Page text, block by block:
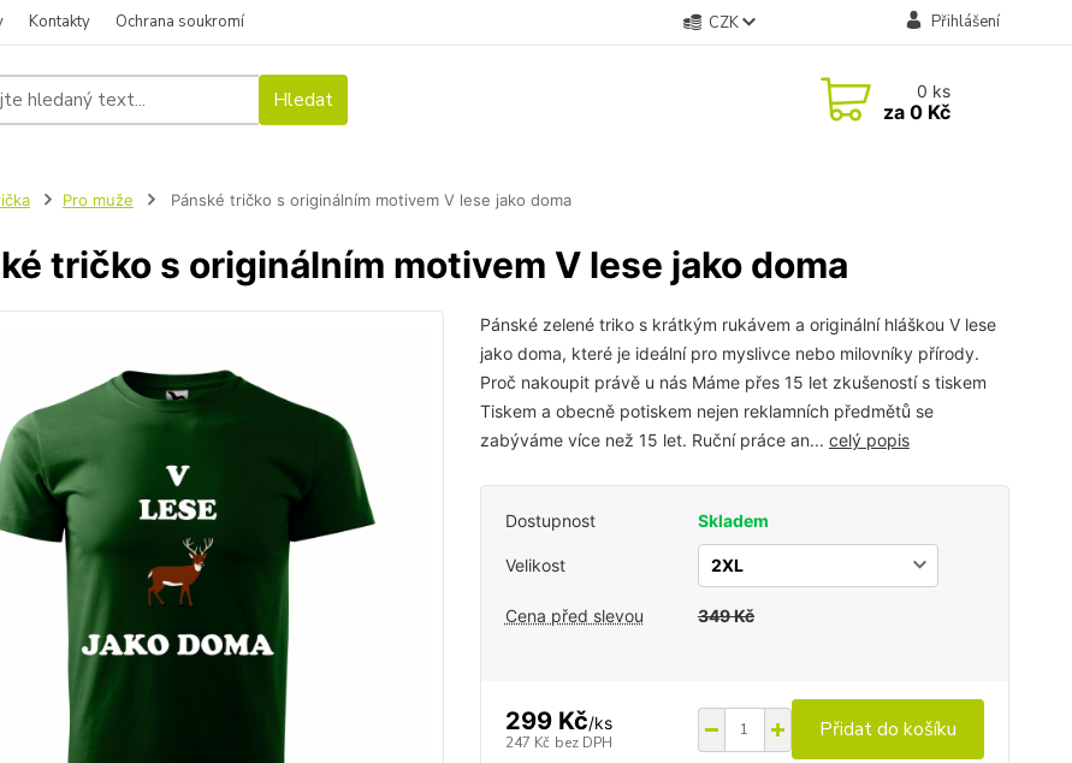
Kontakty Ochrana soukromí CZK Přihlášení
Hledat 0 ks
za0 Kč
Pro muže Pánské tričko s originálním motivem V lese jako doma
tričko s originálním motivem V lese jako doma
Pánské zelené triko s krátkým rukávem a originální hláškou V lese
jako doma, které je ideální pro myslivce nebo milovníky přírody.
Proč nakoupit právě u nás Máme přes 15 let zkušeností s tiskem
Tiskem a obecně potiskem nejen reklamních předmětů se
zabýváme více než 15 let. Ruční práce an... celý popis
Dostupnost Skladem
Velikost
Cena před slevou 349 Kč
299 Kč/ks
247 Kč bez DPH Přidat do košíku